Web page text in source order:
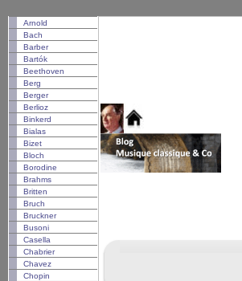
Arnold
Bach
Barber
Bartók
Beethoven
Berg
Berger
Berlioz
Binkerd
Bialas
Bizet
Bloch
Borodine
Brahms
Britten
Bruch
Bruckner
Busoni
Casella
Chabrier
Chavez
Chopin